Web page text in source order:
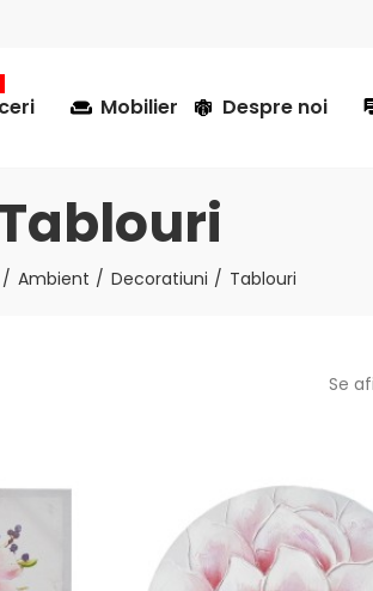
Mobilier Despre noi
Ambient Decoratiuni Tablouri
Se